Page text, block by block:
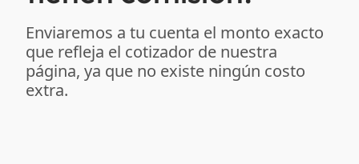
Enviaremos a tu cuenta el monto exacto
que refleja el cotizador de nuestra
página, ya que no existe ningún costo
extra.